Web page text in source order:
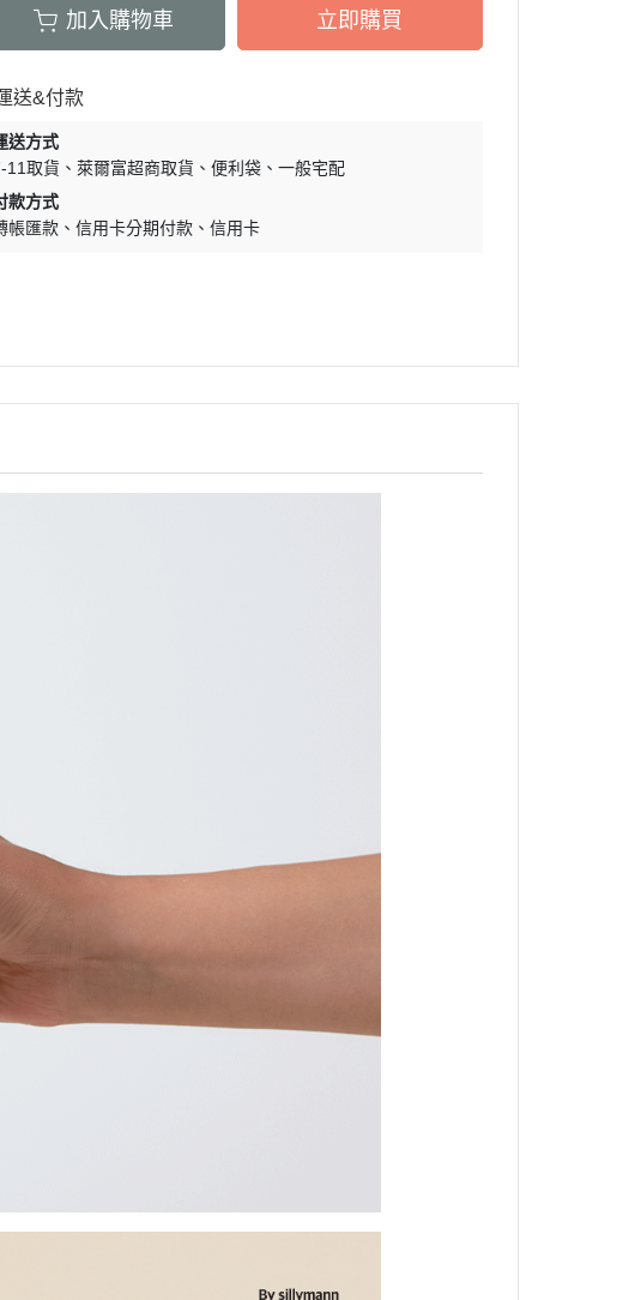
加入購物車 立即購買
送&付款
送方式
11取貨
萊爾富超商取貨 便利袋
一般宅配
款方式
帳匯款
信用卡分期付款 信用卡